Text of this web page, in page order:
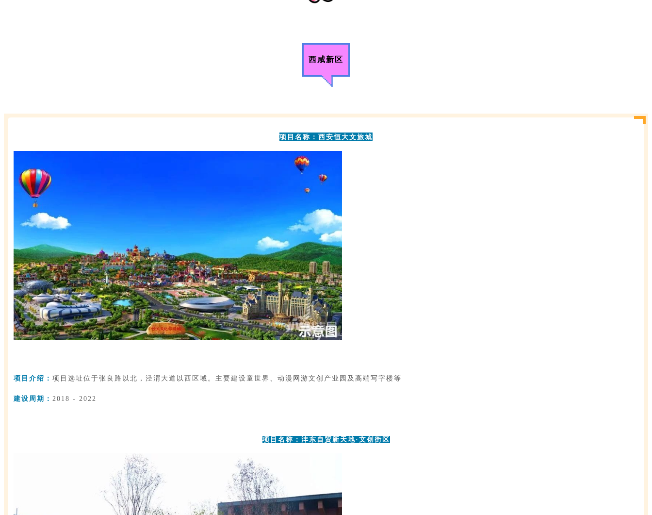
西咸新区
项目名称 ： 西安恒大文旅城
项目介绍： 项目选址位于张良路以北，泾渭大道以西区域。主要建设童世界、动漫网游文创产业园及高端写字楼等
建设周期： 2018 - 2022
项目名称： 沣东自贸新天地·文创街区